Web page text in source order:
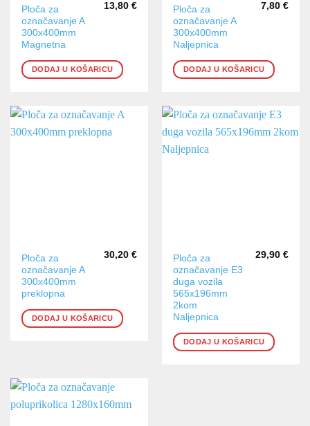
Ploča za
označavanje A
300x400mm
Magnetna
13,80 €
DODAJ U KOŠARICU
Ploča za
označavanje A
300x400mm
Naljepnica
7,80 €
DODAJ U KOŠARICU
Ploča za
označavanje A
300x400mm
preklopna
30,20 €
DODAJ U KOŠARICU
Ploča za
označavanje E3
duga vozila
565x196mm
2kom
Naljepnica
29,90 €
DODAJ U KOŠARICU